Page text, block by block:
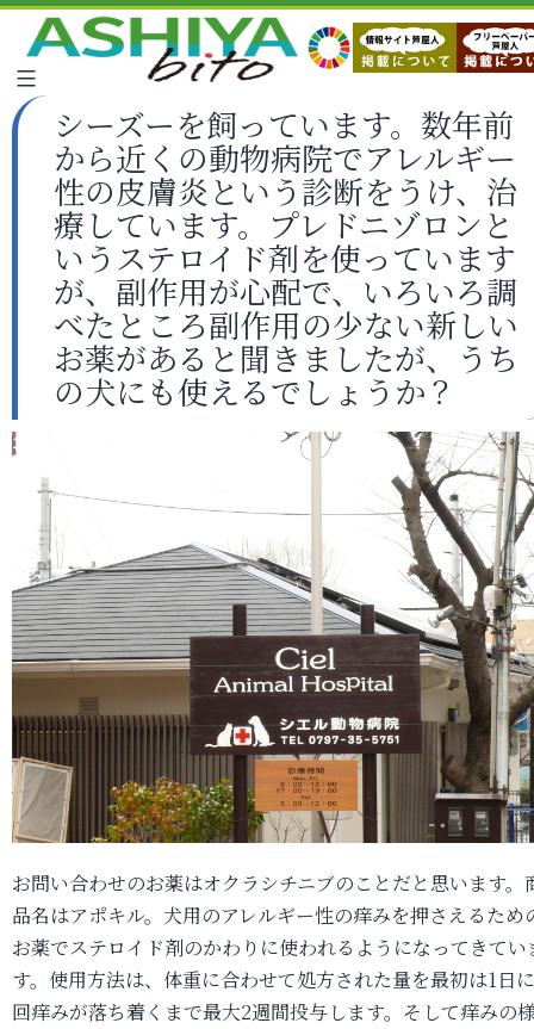
シーズーを飼っています。数年前
から近くの動物病院でアレルギー
性の皮膚炎という診断をうけ、治
療しています。プレドニゾロンと
いうステロイド剤を使っています
が、副作用が心配で、いろいろ調
べたところ副作用の少ない新しい
お薬があると聞きましたが、うち
の犬にも使えるでしょうか？
お問い合わせのお薬はオクラシチニブのことだと思います。
品名はアポキル。犬用のアレルギー性の痒みを押さえるため
お薬でステロイド剤のかわりに使われるようになってきてい
す。使用方法は、体重に合わせて処方された量を最初は1日
回痒みが落ち着くまで最大2週間投与します。そして痒みの